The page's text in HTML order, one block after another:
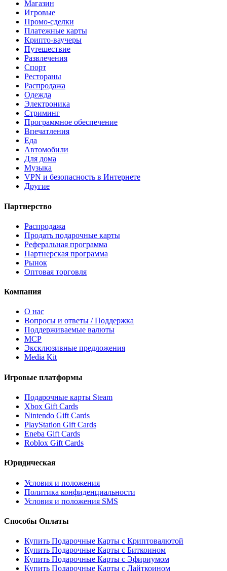
Магазин
Игровые
Промо-сделки
Платежные карты
Крипто-ваучеры
Путешествие
Развлечения
Спорт
Рестораны
Распродажа
Одежда
Электроника
Стриминг
Программное обеспечение
Впечатления
Еда
Автомобили
Для дома
Музыка
VPN и безопасность в Интернете
Другие
Партнерство
Распродажа
Продать подарочные карты
Реферальная программа
Партнерская программа
Рынок
Оптовая торговля
Компания
О нас
Вопросы и ответы / Поддержка
Поддерживаемые валюты
MCP
Эксклюзивные предложения
Media Kit
Игровые платформы
Подарочные карты Steam
Xbox Gift Cards
Nintendo Gift Cards
PlayStation Gift Cards
Eneba Gift Cards
Roblox Gift Cards
Юридическая
Условия и положения
Политика конфиденциальности
Условия и положения SMS
Способы Оплаты
Купить Подарочные Карты с Криптовалютой
Купить Подарочные Карты с Биткоином
Купить Подарочные Карты с Эфириумом
Купить Подарочные Карты с Лайткоином